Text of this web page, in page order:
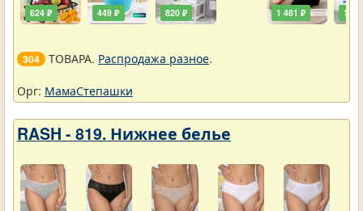
624 ₽ 449 ₽ 820 ₽ 1 481 ₽ 111
304 ТОВАРА. Распродажа разное.
Орг: МамаСтепашки
RASH - 819. Нижнее белье